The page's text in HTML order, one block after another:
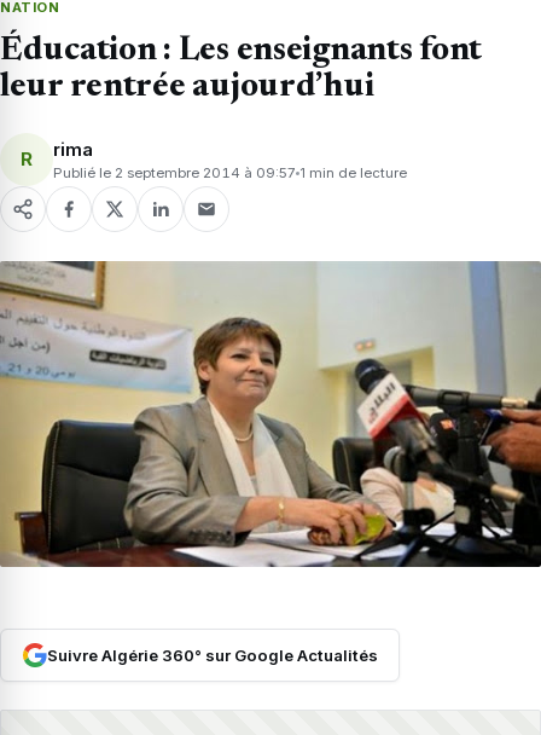
NATION
Éducation : Les enseignants font
leur rentrée aujourd’hui
R rima
Publié le 2 septembre 2014 à 09:57 1 min de lecture
Suivre Algérie 360° sur Google Actualités